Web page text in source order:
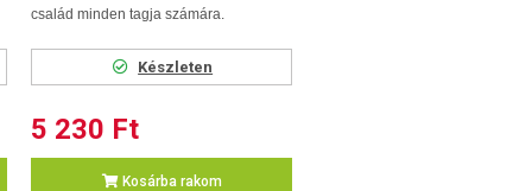
család minden tagja számára.
Készleten
5 230 Ft
Kosárba rakom